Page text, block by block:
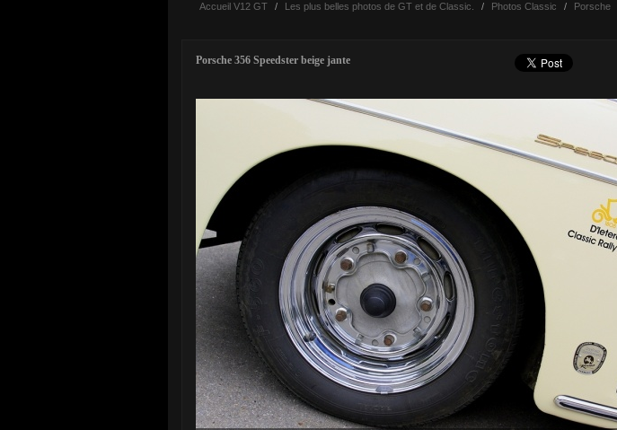
Accueil V12 GT / Les plus belles photos de GT et de Classic. / Photos Classic / Porsche
Porsche 356 Speedster beige jante